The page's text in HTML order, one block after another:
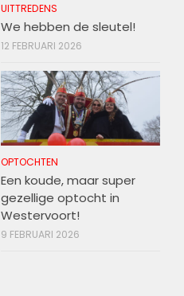
UITTREDENS
We hebben de sleutel!
12 FEBRUARI 2026
OPTOCHTEN
Een koude, maar super
gezellige optocht in
Westervoort!
9 FEBRUARI 2026